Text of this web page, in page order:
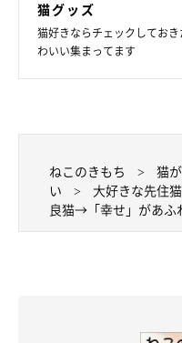
※この記事は投稿者さまに
2024年8月時点の情報であ
猫グッズ
猫好きならチェックしてお
わいい集まってます
ねこのきもち 猫
い
大好きな先住
良猫→「幸せ」があふ